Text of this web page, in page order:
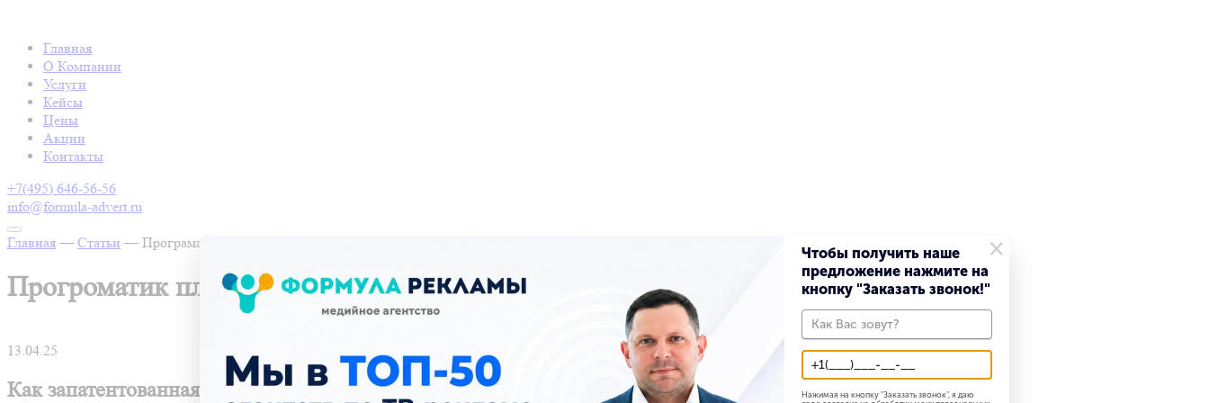
Главная
О Компании
Услуги
Кейсы
Цены
Акции
Контакты
+7(495) 646-56-56
info@formula-advert.ru
Главная — Статьи — Програматик платформа ТВ-Digital клиент
Прогроматик платформа ТВ-Digital клиент
13.04.25
Как запатентованная система «TV-digital клиент» повысит ваши продажи
×
Чтобы получить наше
предложение нажмите на
кнопку "Заказать звонок!"
Нажимая на кнопку "Заказать звонок", я даю